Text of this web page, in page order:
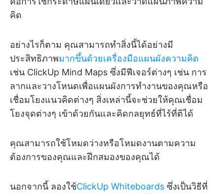
คิด
อย่างไรก็ตาม คุณสามารถทำสิ่งนี้ได้อย่างมี
ประสิทธิภาพมากขึ้นด้วยเครื่องมือแผนผังความคิด
เช่น ClickUp Mind Maps ซึ่งมีฟีเจอร์ต่างๆ เช่น การ
ลากและวางโหนดเพื่อแผนผังการทำงานของคุณหรือ
เชื่อมโยงแนวคิดต่างๆ สิ่งเหล่านี้จะช่วยให้คุณเชื่อม
โยงจุดต่างๆ เข้าด้วยกันและคิดกลยุทธ์ที่ไร้ที่ติได้
คุณสามารถใช้โหมดว่างหรือโหมดงานตามความ
ต้องการของคุณและฝึกสมองของคุณได้
นอกจากนี้ ลองใช้ClickUp Whiteboards ซึ่งเป็นวิธีที่